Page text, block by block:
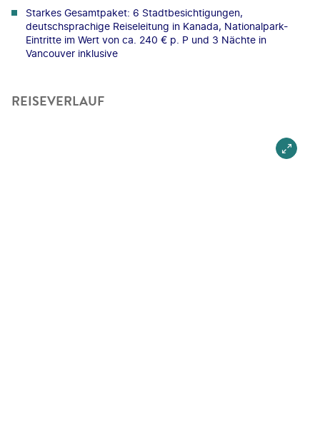
Starkes Gesamtpaket: 6 Stadtbesichtigungen,
deutschsprachige Reiseleitung in Kanada, Nationalpark-
Eintritte im Wert von ca. 240 € p. P und 3 Nächte in
Vancouver inklusive
REISEVERLAUF